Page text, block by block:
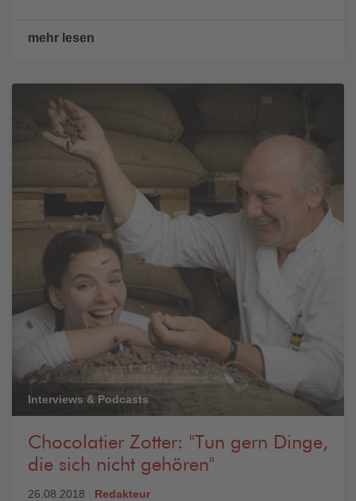
mehr lesen
Interviews & Podcasts
Chocolatier Zotter: "Tun gern Dinge,
die sich nicht gehören"
26.08.2018 Redakteur